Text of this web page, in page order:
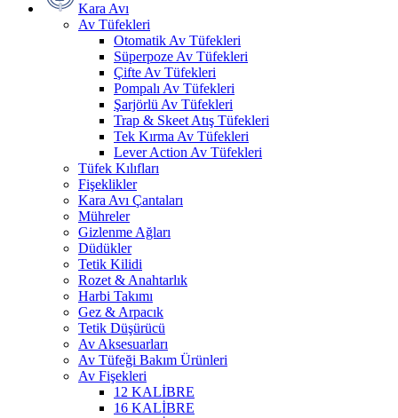
Kara Avı
Av Tüfekleri
Otomatik Av Tüfekleri
Süperpoze Av Tüfekleri
Çifte Av Tüfekleri
Pompalı Av Tüfekleri
Şarjörlü Av Tüfekleri
Trap & Skeet Atış Tüfekleri
Tek Kırma Av Tüfekleri
Lever Action Av Tüfekleri
Tüfek Kılıfları
Fişeklikler
Kara Avı Çantaları
Mühreler
Gizlenme Ağları
Düdükler
Tetik Kilidi
Rozet & Anahtarlık
Harbi Takımı
Gez & Arpacık
Tetik Düşürücü
Av Aksesuarları
Av Tüfeği Bakım Ürünleri
Av Fişekleri
12 KALİBRE
16 KALİBRE